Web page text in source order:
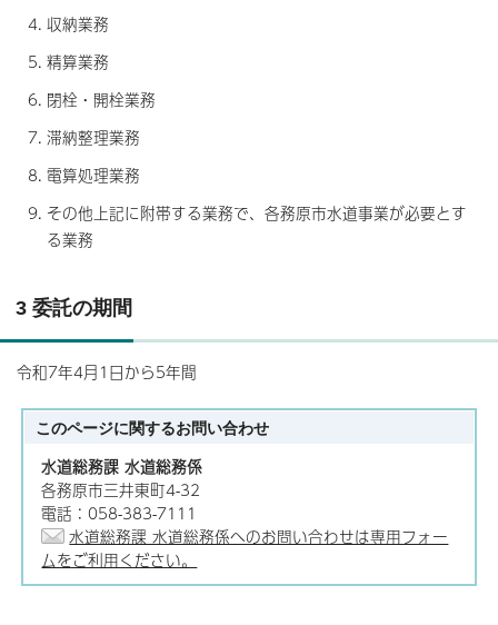
収納業務
精算業務
閉栓・開栓業務
滞納整理業務
電算処理業務
その他上記に附帯する業務で、各務原市水道事業が必要とす
る業務
3 委託の期間
令和7年4月1日から5年間
このページに関するお問い合わせ
水道総務課 水道総務係
各務原市三井東町4-32
電話：058-383-7111
水道総務課 水道総務係へのお問い合わせは専用フォー
ムをご利用ください。